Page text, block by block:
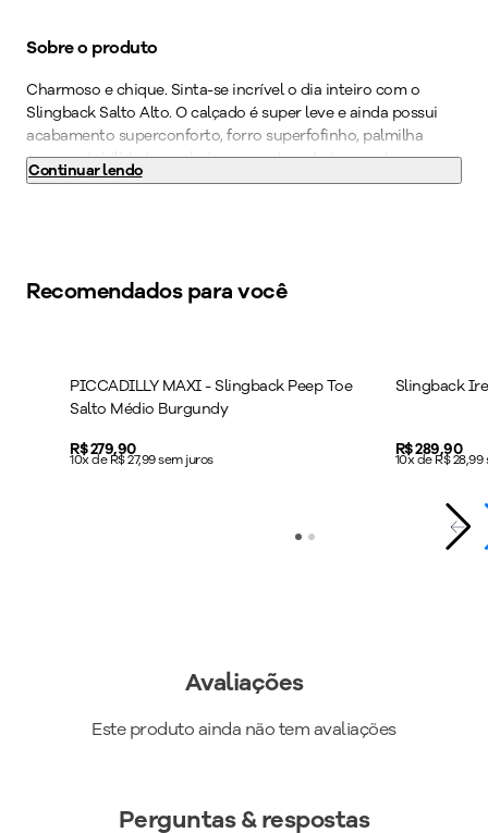
Sobre o produto
Charmoso e chique. Sinta-se incrível o dia inteiro com o
Slingback Salto Alto. O calçado é super leve e ainda possui
acabamento superconforto, forro superfofinho, palmilha
super-estabilidade e solado superaderente tornando-o
indispensável para quem precisa ficar horas de pé no
Peso do Produto:348g
Continuar lendo
Recomendados para você
PICCADILLY MAXI - Slingback Peep Toe
Salto Médio Burgundy
Price:
R$ 279,90
10x de R$ 27,99 sem juros
Slingback
Price:
R$ 289,90
10x de R$
Avaliações
Este produto ainda não tem avaliações
Perguntas & respostas